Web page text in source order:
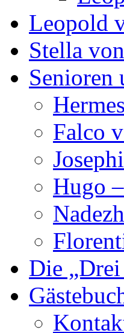
Leopold
Stella
Senioren
Falco
Hugo
Die